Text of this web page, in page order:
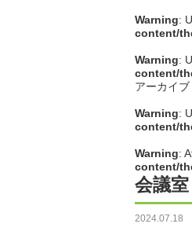
Warning:
content/
Warning:
content/
アーカイブ
Warning:
content/
Warning:
content/
会議室
2024.07.18